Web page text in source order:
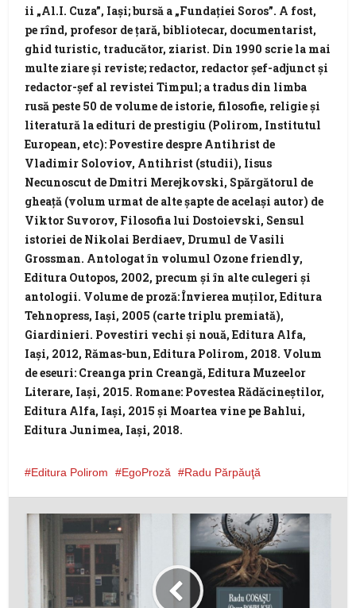
ii „Al.I. Cuza”, Iași; bursă a „Fundației Soros”. A fost,
pe rînd, profesor de țară, bibliotecar, documentarist,
ghid turistic, traducător, ziarist. Din 1990 scrie la mai
multe ziare și reviste; redactor, redactor șef-adjunct și
redactor-șef al revistei Timpul; a tradus din limba
rusă peste 50 de volume de istorie, filosofie, religie și
literatură la edituri de prestigiu (Polirom, Institutul
European, etc): Povestire despre Antihrist de
Vladimir Soloviov, Antihrist (studii), Iisus
Necunoscut de Dmitri Merejkovski, Spărgătorul de
gheață (volum urmat de alte șapte de același autor) de
Viktor Suvorov, Filosofia lui Dostoievski, Sensul
istoriei de Nikolai Berdiaev, Drumul de Vasili
Grossman. Antologat în volumul Ozone friendly,
Editura Outopos, 2002, precum și în alte culegeri și
antologii. Volume de proză: Învierea muților, Editura
Tehnopress, Iași, 2005 (carte triplu premiată),
Giardinieri. Povestiri vechi și nouă, Editura Alfa,
Iași, 2012, Rămas-bun, Editura Polirom, 2018. Volum
de eseuri: Creanga prin Creangă, Editura Muzeelor
Literare, Iași, 2015. Romane: Povestea Rădăcineștilor,
Editura Alfa, Iași, 2015 și Moartea vine pe Bahlui,
Editura Junimea, Iași, 2018.
Editura Polirom EgoProză Radu Părpăuţă